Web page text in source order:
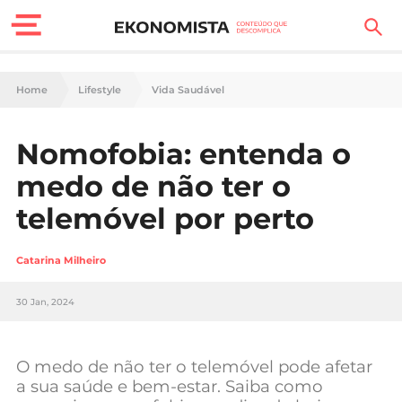
Finanças Pessoais
Carreira
Casa
Lifestyle
Sociedade
Negócios
Home Lifestyle Vida Saudável
Nomofobia: entenda o
medo de não ter o
telemóvel por perto
Catarina Milheiro
30 Jan, 2024
O medo de não ter o telemóvel pode afetar
a sua saúde e bem-estar. Saiba como